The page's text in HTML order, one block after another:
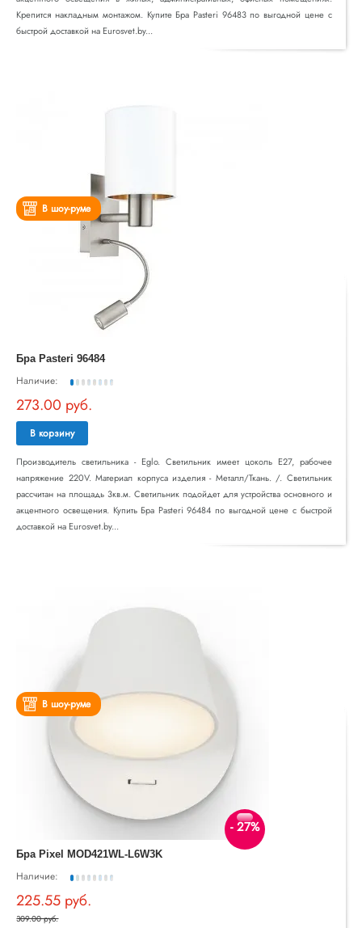
Крепится накладным монтажом. Купите Бра Pasteri 96483 по выгодной цене с
быстрой доставкой на Eurosvet.by...
В шоу-руме
Бра Pasteri 96484
Наличие:
273.00 руб.
В корзину
Производитель светильника - Eglo. Светильник имеет цоколь E27, рабочее
напряжение 220V. Материал корпуса изделия - Металл/Ткань. /. Светильник
рассчитан на площадь 3кв.м. Светильник подойдет для устройства основного и
акцентного освещения. Купить Бра Pasteri 96484 по выгодной цене с быстрой
доставкой на Eurosvet.by...
В шоу-руме
- 27%
Бра Pixel MOD421WL-L6W3K
Наличие:
225.55 руб.
309.00 руб.